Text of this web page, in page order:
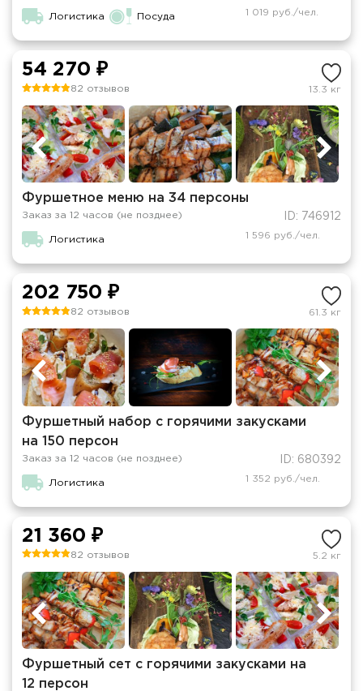
Логистика Посуда 1 019 руб./чел.
54 270 ₽
82 отзывов 13.3 кг
Фуршетное меню на 34 персоны
Заказ за 12 часов (не позднее) ID: 746912
Логистика 1 596 руб./чел.
202 750 ₽
82 отзывов 61.3 кг
Фуршетный набор с горячими закусками
на 150 персон
Заказ за 12 часов (не позднее) ID: 680392
Логистика 1 352 руб./чел.
21 360 ₽
82 отзывов 5.2 кг
Фуршетный сет с горячими закусками на
12 персон